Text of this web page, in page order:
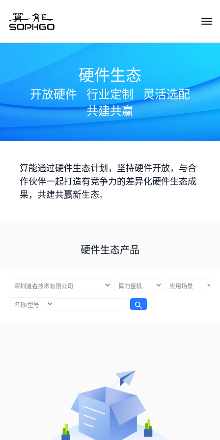
硬件生态
开放硬件 行业定制
灵活选配
共建共赢
算能通过硬件生态计划，坚持硬件开放，与合
作伙伴一起打造有竞争力的差异化硬件生态成
果，共建共赢新生态。
硬件生态产品